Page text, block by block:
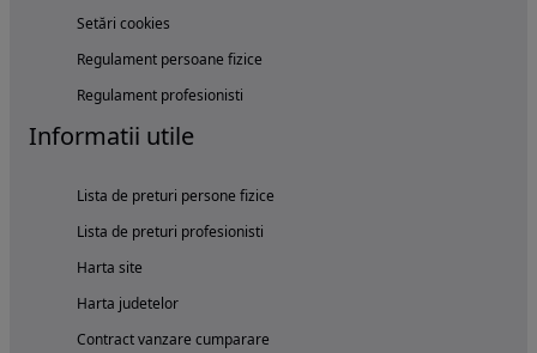
Setări cookies
Regulament persoane fizice
Regulament profesionisti
Informatii utile
Lista de preturi persone fizice
Lista de preturi profesionisti
Harta site
Harta judetelor
Contract vanzare cumparare